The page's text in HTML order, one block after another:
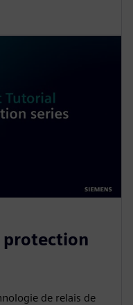
protection
de relais de